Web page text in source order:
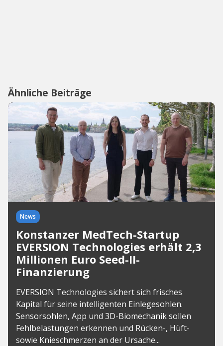
Ähnliche Beiträge
News
Konstanzer MedTech-Startup
EVERSION Technologies erhält 2,3
Millionen Euro Seed-II-
Finanzierung
EVERSION Technologies sichert sich frisches
Kapital für seine intelligenten Einlegesohlen.
Sensorsohlen, App und 3D-Biomechanik sollen
Fehlbelastungen erkennen und Rücken-, Hüft-
sowie Knieschmerzen an der Ursache...